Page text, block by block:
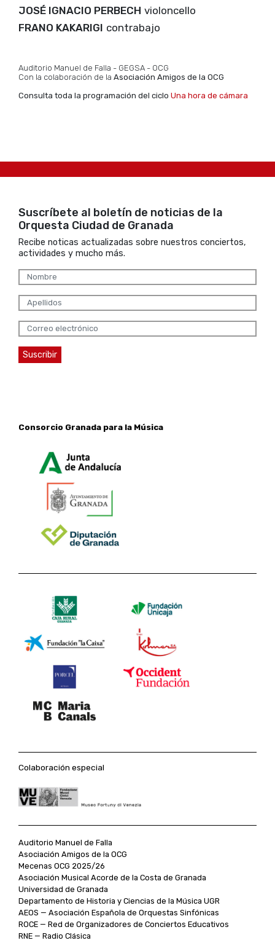
JOSÉ IGNACIO PERBECH violoncello
FRANO KAKARIGI contrabajo
Auditorio Manuel de Falla - GEGSA - OCG
Con la colaboración de la Asociación Amigos de la OCG
Consulta toda la programación del ciclo Una hora de cámara
Suscríbete al boletín de noticias de la
Orquesta Ciudad de Granada
Recibe noticas actualizadas sobre nuestros conciertos,
actividades y mucho más.
Consorcio Granada para la Música
Colaboración especial
Auditorio Manuel de Falla
Asociación Amigos de la OCG
Mecenas OCG 2025/26
Asociación Musical Acorde de la Costa de Granada
Universidad de Granada
Departamento de Historia y Ciencias de la Música UGR
AEOS — Asociación Española de Orquestas Sinfónicas
ROCE — Red de Organizadores de Conciertos Educativos
RNE — Radio Clásica